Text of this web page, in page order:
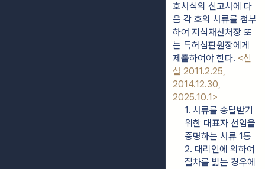
호서식의 신고서에 다
음 각 호의 서류를 첨부
하여 지식재산처장 또
는 특허심판원장에게
제출하여야 한다. <신
설 2011.2.25,
2014.12.30,
2025.10.1>
1. 서류를 송달받기
위한 대표자 선임을
증명하는 서류 1통
2. 대리인에 의하여
절차를 밟는 경우에